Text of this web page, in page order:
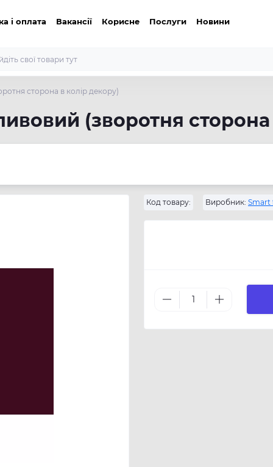
і оплата Вакансії Корисне Послуги Новини
сторона в колір декору)
(зворотня сторона
Код товару: Виробник: Smart